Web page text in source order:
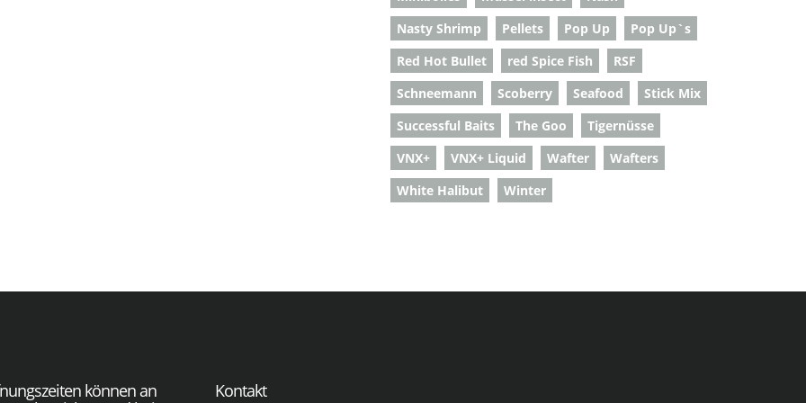
Nasty Shrimp
Pellets Pop Up
Pop Up`s
Red Hot Bullet
red Spice Fish
RSF
Schneemann
Scoberry Seafood
Stick Mix
Successful Baits
The Goo
Tigernüsse
VNX+
VNX+ Liquid Wafter
Wafters
White Halibut
Winter
können an
Kontakt